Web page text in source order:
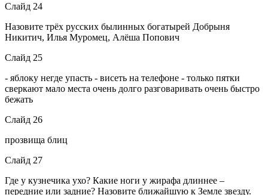
Слайд 24
Назовите трёх русских былинных богатырей Добрыня
Никитич, Илья Муромец, Алёша Попович
Слайд 25
- яблоку негде упасть - висеть на телефоне - только пятки
сверкают мало места очень долго разговаривать очень быстро
бежать
Слайд 26
прозвища блиц
Слайд 27
Где у кузнечика ухо? Какие ноги у жирафа длиннее –
передние или задние? Назовите ближайшую к Земле звезду.